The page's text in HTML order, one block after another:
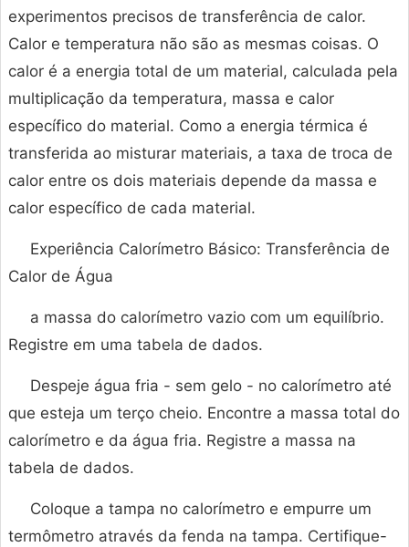
experimentos precisos de transferência de calor.
Calor e temperatura não são as mesmas coisas. O
calor é a energia total de um material, calculada pela
multiplicação da temperatura, massa e calor
específico do material. Como a energia térmica é
transferida ao misturar materiais, a taxa de troca de
calor entre os dois materiais depende da massa e
calor específico de cada material.
Experiência Calorímetro Básico: Transferência de
Calor de Água
a massa do calorímetro vazio com um equilíbrio.
Registre em uma tabela de dados.
Despeje água fria - sem gelo - no calorímetro até
que esteja um terço cheio. Encontre a massa total do
calorímetro e da água fria. Registre a massa na
tabela de dados.
Coloque a tampa no calorímetro e empurre um
termômetro através da fenda na tampa. Certifique-